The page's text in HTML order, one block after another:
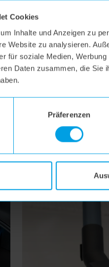
Cookies
Inhalte und Anzeigen zu
Website zu analysieren.
für soziale Medien,
Daten zusammen, die Sie
Präferenzen
hoogo